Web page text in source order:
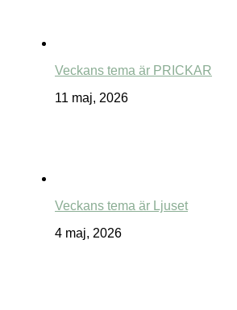
Veckans tema är PRICKAR
11 maj, 2026
Veckans tema är Ljuset
4 maj, 2026